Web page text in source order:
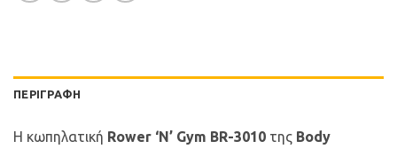
ΠΕΡΙΓΡΑΦΉ
Η κωπηλατική Rower ‘N’ Gym BR-3010 της Body